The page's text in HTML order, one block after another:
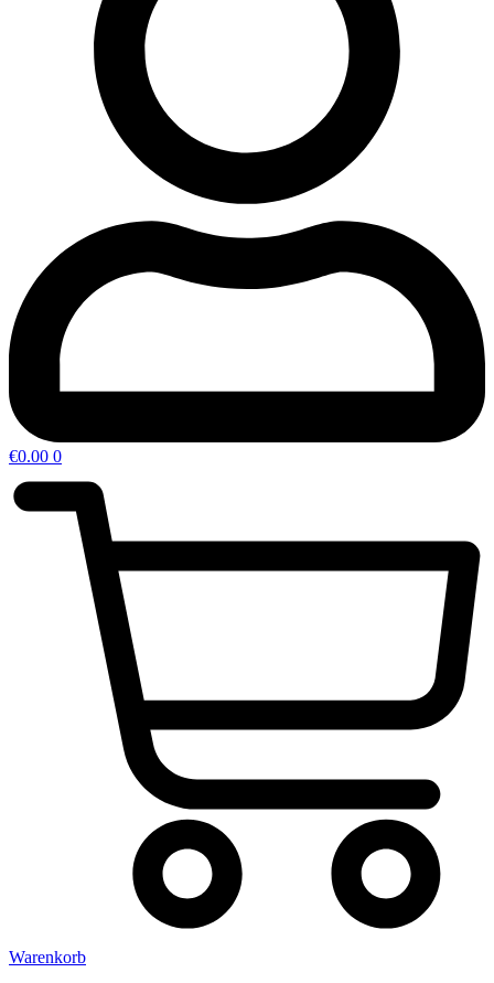
€0.00 0
Warenkorb